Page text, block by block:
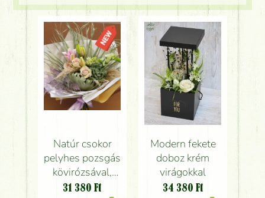
Natúr csokor
pelyhes pozsgás
kövirózsával,
rózsákkal,
31 380 Ft
Modern fekete
doboz krém
virágokkal
34 380 Ft